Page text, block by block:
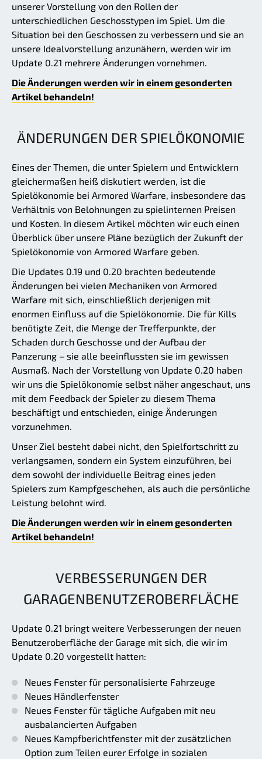
unserer Vorstellung von den Rollen der
unterschiedlichen Geschosstypen im Spiel. Um die
Situation bei den Geschossen zu verbessern und sie an
unsere Idealvorstellung anzunähern, werden wir im
Update 0.21 mehrere Änderungen vornehmen.
Die Änderungen werden wir in einem gesonderten
Artikel behandeln!
ÄNDERUNGEN DER SPIELÖKONOMIE
Eines der Themen, die unter Spielern und Entwicklern
gleichermaßen heiß diskutiert werden, ist die
Spielökonomie bei Armored Warfare, insbesondere das
Verhältnis von Belohnungen zu spielinternen Preisen
und Kosten. In diesem Artikel möchten wir euch einen
Überblick über unsere Pläne bezüglich der Zukunft der
Spielökonomie von Armored Warfare geben.
Die Updates 0.19 und 0.20 brachten bedeutende
Änderungen bei vielen Mechaniken von Armored
Warfare mit sich, einschließlich derjenigen mit
enormen Einfluss auf die Spielökonomie. Die für Kills
benötigte Zeit, die Menge der Trefferpunkte, der
Schaden durch Geschosse und der Aufbau der
Panzerung – sie alle beeinflussten sie im gewissen
Ausmaß. Nach der Vorstellung von Update 0.20 haben
wir uns die Spielökonomie selbst näher angeschaut, uns
mit dem Feedback der Spieler zu diesem Thema
beschäftigt und entschieden, einige Änderungen
vorzunehmen.
Unser Ziel besteht dabei nicht, den Spielfortschritt zu
verlangsamen, sondern ein System einzuführen, bei
dem sowohl der individuelle Beitrag eines jeden
Spielers zum Kampfgeschehen, als auch die persönliche
Leistung belohnt wird.
Die Änderungen werden wir in einem gesonderten
Artikel behandeln!
VERBESSERUNGEN DER
GARAGENBENUTZEROBERFLÄCHE
Update 0.21 bringt weitere Verbesserungen der neuen
Benutzeroberfläche der Garage mit sich, die wir im
Update 0.20 vorgestellt hatten:
Neues Fenster für personalisierte Fahrzeuge
Neues Händlerfenster
Neues Fenster für tägliche Aufgaben mit neu
ausbalancierten Aufgaben
Neues Kampfberichtfenster mit der zusätzlichen
Option zum Teilen eurer Erfolge in sozialen